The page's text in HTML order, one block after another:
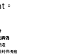
真偽
證
封條標籤